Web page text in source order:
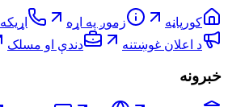
کورپاڼه زموږ په اړه اړیکه
د اعلان غوښتنه
دندې او مسلک
خبرونه